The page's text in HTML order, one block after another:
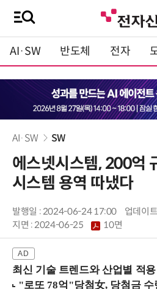
AI·SW 반도체 전자
AI·SW SW
에스넷시스템, 200억
시스템 용역 따냈다
발행일 : 2024-06-24 17:00
업데이
지면 :2024-06-25 10면
최신 기술 트렌드와 산업별 적용 사례, 실질적인